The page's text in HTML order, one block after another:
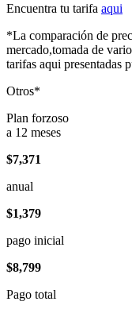
Encuentra tu tarifa aqui
*La comparación de
mercado,tomada de
tarifas aqui presentadas
Otros*
Plan forzoso
a 12 meses
$7,371
anual
$1,379
pago inicial
$8,799
Pago total